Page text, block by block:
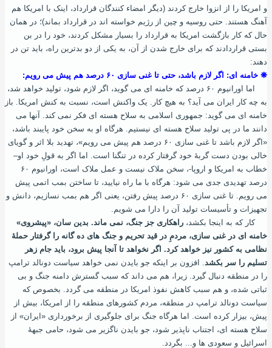
و امریکا را از انزوا خارج کردند (دیگر امضاء‌ کنندگان قرارداد، اینک با امریکا هم
‌آهنگ هستند. حتی روسیه و چین از رژیم خواسته ‌اند در قرارداد بماند)؛ در همان‌
حال که کار بازگشت امریکا به قرارداد را بسیار مشکل کردند، خود را در بن
‌بستی قراردادند که برای خارج شدن از آن، به یکی از دو بدترین راه، باید تن در
دهند:
❋ خامنه ‌ای: اگر لازم باشد، حتی تا غنی سازی ۶۰ درصد هم پیش می ‌رویم:
اما اورانیوم ۶۰ درصد که خامنه‌ ای می ‌گوید، اگر لازم شود، تولید خواهد شد،
به چه کار ایران می ‌آید؟ به هیچ کار. یک واکنش است، نسبت به کنش امریکا. باز
خامنه‌ ای می‌ گوید: جمهوری اسلامی به سلاح هسته ‌ای فکر نمی‌ کند. آنها می
‌دانند ما در پی تولید سلاح هسته‌ ای نیستیم. هرگاه او به سخن خود پایبند باشد،
«اگر لازم باشد تا غنی سازی ۶۰ درصد هم پیش می ‌رویم»، تهدید بلا اثر و گویای
خالی بودن دست گربۀ خود گرفتار‌ کرده در تنگنا است. اما اگر به قولِ خود او–
خطاب به امریکا و اروپا-، سخن ملاک نیست و عمل ملاک است، اورانیوم ۶۰
درصد تهدیدی جدی می‌ شود: هرگاه با ما راه نیایید، تا ساختن بمب اتمی پیش
می ‌رویم. تا غنی سازی ۶۰ درصد پیش رفتن، یعنی اگر هم بمب نسازیم، دانش و
تجهیزات و تأسیسات تولید آن را دارا می‌ شویم.
کار که به اینجا‌ بکشد، راهکاری جز جنگ، نمی ‌ماند. بدین ‌سان، «پیشروی»
خامنه ‌ای در غنی سازی، مردمِ در قید تحریم و جنگ های ده ‌گانه را گرفتار حملۀ
نظامی به کشور نیز خواهد کرد. اگر نخواهد تا آنجا پیش برود، باید جام زهر
تسلیم را سر بکشد . افزون بر اینکه‌ جو بایدن نمی‌ خواهد سیاست دونالد ترامپ
را در منطقه دنبال گیرد. زیرا، هم می‌ داند که سبب گسترش دامنه جنگ و بی
‌ثباتی شده، و هم سبب کاهش نفوذ امریکا در منطقه می‌‌ گردد. بخصوص که
سیاست دونالد ترامپ در منطقه، مردم کشورهای منطقه را از امریکا، بیش از
پیش، بیزار کرده ‌است. اما هرگاه جنگ برای جلوگیری از برخورداری «ایران» از
سلاح هسته ‌ای، اجتناب ناپذیر شود، جو بایدن ناگزیر می ‌شود، حامی جبهۀ
اسرائیل و سعودی ها و... بگردد.